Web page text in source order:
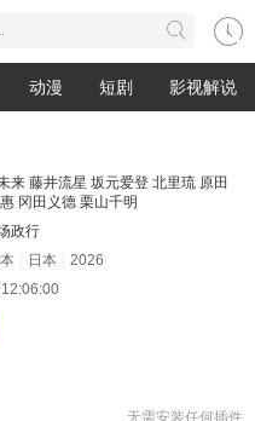
动漫 短剧 影视解说
来 藤井流星 坂元爱登 北里琉 原田
冈田义德 栗山千明
政行
日本
2026
无需安装任何插件